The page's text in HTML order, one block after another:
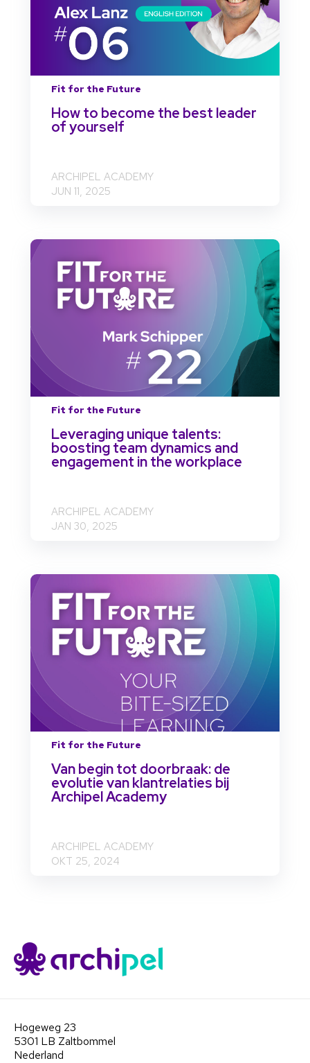
Fit for the Future
How to become the best leader
of yourself
ARCHIPEL ACADEMY
JUN 11, 2025
Fit for the Future
Leveraging unique talents:
boosting team dynamics and
engagement in the workplace
ARCHIPEL ACADEMY
JAN 30, 2025
Fit for the Future
Van begin tot doorbraak: de
evolutie van klantrelaties bij
Archipel Academy
ARCHIPEL ACADEMY
OKT 25, 2024
Hogeweg 23
5301 LB Zaltbommel
Nederland